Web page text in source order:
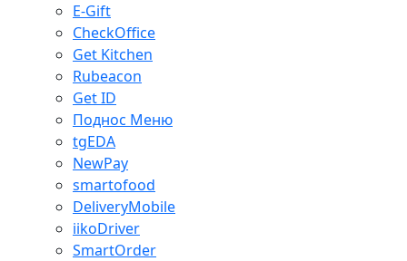
E-Gift
CheckOffice
Get Kitchen
Rubeacon
Get ID
Поднос Меню
tgEDA
NewPay
smartofood
DeliveryMobile
iikoDriver
SmartOrder